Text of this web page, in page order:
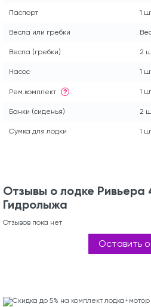
Паспорт 1
Весла или гребки
Весла (гребки) 2
Насос 1
Рем.комплект ? 1
Банки (сиденья) 2
Сумка для лодки 1
Отзывы о лодке
Гидролыжа
Отзывов пока нет
Оставить